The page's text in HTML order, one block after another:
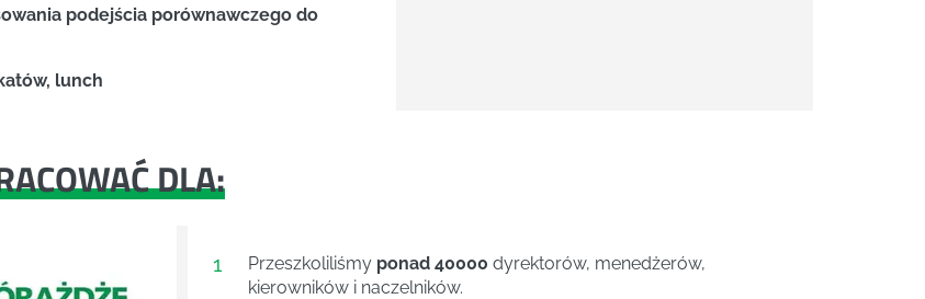
podejścia porównawczego do
lunch
DLA:
1 Przeszkoliliśmy ponad 40000 dyrektorów, menedżerów,
kierowników i naczelników.